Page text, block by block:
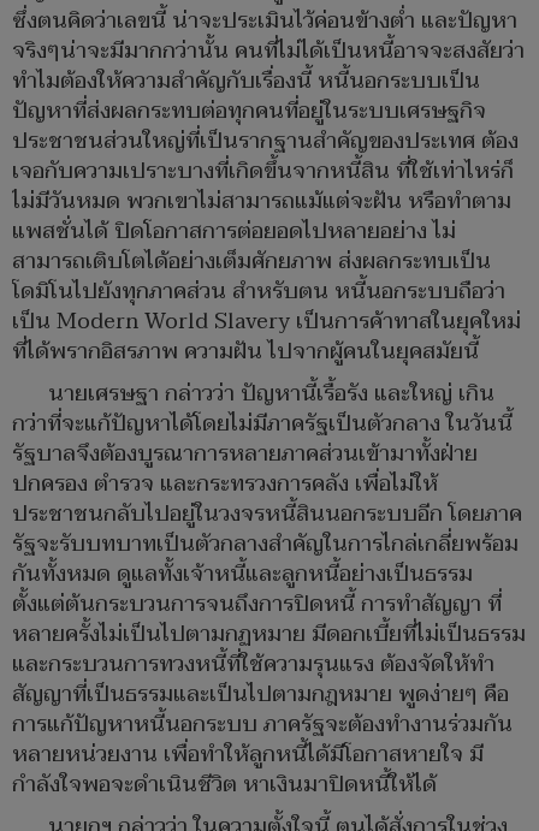
ซึ่งตนคิดว่าเลขนี้ น่าจะประเมินไว้ค่อนข้างต่ำ และปัญหา
จริงๆน่าจะมีมากกว่านั้น คนที่ไม่ได้เป็นหนี้อาจจะสงสัยว่า
ทำไมต้องให้ความสำคัญกับเรื่องนี้ หนี้นอกระบบเป็น
ปัญหาที่ส่งผลกระทบต่อทุกคนที่อยู่ในระบบเศรษฐกิจ
ประชาชนส่วนใหญ่ที่เป็นรากฐานสำคัญของประเทศ ต้อง
เจอกับความเปราะบางที่เกิดขึ้นจากหนี้สิน ที่ใช้เท่าไหร่ก็
ไม่มีวันหมด พวกเขาไม่สามารถแม้แต่จะฝัน หรือทำตาม
แพสชั่นได้ ปิดโอกาสการต่อยอดไปหลายอย่าง ไม่
สามารถเติบโตได้อย่างเต็มศักยภาพ ส่งผลกระทบเป็น
โดมิโนไปยังทุกภาคส่วน สำหรับตน หนี้นอกระบบถือว่า
เป็น Modern World Slavery เป็นการค้าทาสในยุคใหม่
ที่ได้พรากอิสรภาพ ความฝัน ไปจากผู้คนในยุคสมัยนี้
นายเศรษฐา กล่าวว่า ปัญหานี้เรื้อรัง และใหญ่ เกิน
กว่าที่จะแก้ปัญหาได้โดยไม่มีภาครัฐเป็นตัวกลาง ในวันนี้
รัฐบาลจึงต้องบูรณาการหลายภาคส่วนเข้ามาทั้งฝ่าย
ปกครอง ตำรวจ และกระทรวงการคลัง เพื่อไม่ให้
ประชาชนกลับไปอยู่ในวงจรหนี้สินนอกระบบอีก โดยภาค
รัฐจะรับบทบาทเป็นตัวกลางสำคัญในการไกล่เกลี่ยพร้อม
กันทั้งหมด ดูแลทั้งเจ้าหนี้และลูกหนี้อย่างเป็นธรรม
ตั้งแต่ต้นกระบวนการจนถึงการปิดหนี้ การทำสัญญา ที่
หลายครั้งไม่เป็นไปตามกฏหมาย มีดอกเบี้ยที่ไม่เป็นธรรม
และกระบวนการทวงหนี้ที่ใช้ความรุนแรง ต้องจัดให้ทำ
สัญญาที่เป็นธรรมและเป็นไปตามกฎหมาย พูดง่ายๆ คือ
การแก้ปัญหาหนี้นอกระบบ ภาครัฐจะต้องทำงานร่วมกัน
หลายหน่วยงาน เพื่อทำให้ลูกหนี้ได้มีโอกาสหายใจ มี
กำลังใจพอจะดำเนินชีวิต หาเงินมาปิดหนี้ให้ได้